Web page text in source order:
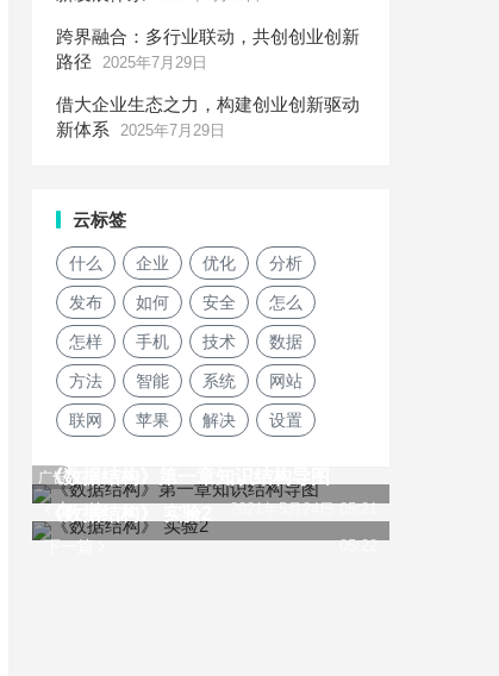
跨界融合：多行业联动，共创创业创新
路径
2025年7月29日
借大企业生态之力，构建创业创新驱动
新体系
2025年7月29日
云标签
什么 企业 优化 分析
发布 如何 安全 怎么
怎样 手机 技术 数据
方法 智能 系统 网站
联网 苹果 解决 设置
广告
上一篇
《数据结构》第一章知识结构导图
2021年5月24日 05:21
下一篇 05:22